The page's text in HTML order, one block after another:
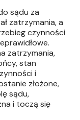
sądu za
zatrzymania, a
czynności
zatrzymania,
stan
i
złożone,
sądu,
i toczą się